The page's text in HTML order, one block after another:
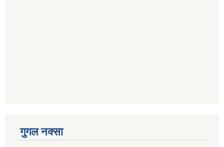
गुगल नक्सा